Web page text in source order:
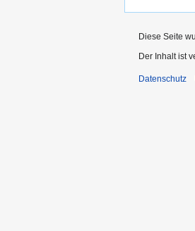
Diese Seite
Der Inhalt ist
Datenschutz